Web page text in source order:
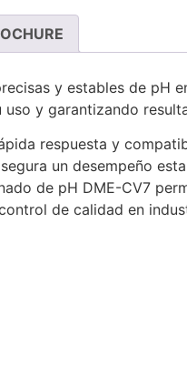
y estables de pH
y garantizando
respuesta y
un desempeño
de pH DME-CV7
de calidad en